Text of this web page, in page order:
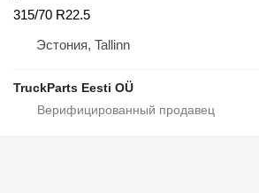
315/70 R22.5
Эстония, Tallinn
TruckParts Eesti OÜ